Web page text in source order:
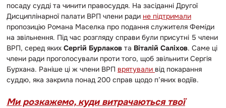
посаду судді та чинити правосуддя. На засіданні Другої
Дисциплінарної палати ВРП члени ради не підтримали
пропозицію Романа Маселка про подання служителя Феміди
на звільнення. Під час розгляду справи були присутні 5 члени
ВРП, серед яких Сергій Бурлаков та Віталій Саліхов. Саме ці
члени ради проголосували проти того, щоб звільнити Сергія
Бурхана. Раніше ці ж члени ВРП врятували від покарання
суддю, яка закрила понад 200 справ щодо п’яних водіїв.
Ми розкажемо, куди витрачаються твої